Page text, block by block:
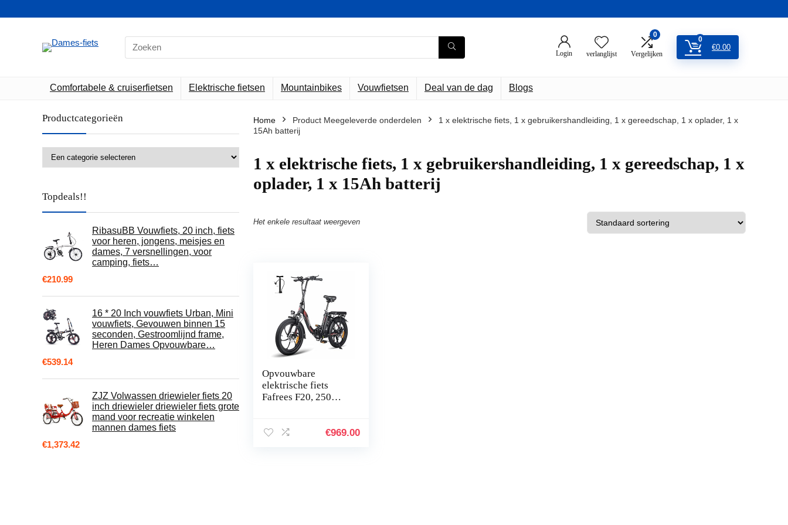
Search
for:
Login verlanglijst
0
Vergelijken
0
€0.00
Comfortabele & cruiserfietsen Elektrische fietsen Mountainbikes Vouwfietsen Deal van de dag Blogs
Productcategorieën
Topdeals!!
RibasuBB Vouwfiets, 20 inch, fiets
voor heren, jongens, meisjes en
dames, 7 versnellingen, voor
camping, fiets…
€210.99
16 * 20 Inch vouwfiets Urban, Mini
vouwfiets, Gevouwen binnen 15
seconden, Gestroomlijnd frame,
Heren Dames Opvouwbare…
€539.14
ZJZ Volwassen driewieler fiets 20
inch driewieler driewieler fiets grote
mand voor recreatie winkelen
mannen dames fiets
€1,373.42
Home Product Meegeleverde onderdelen
‎1 x elektrische fiets, 1 x gebruikershandleiding, 1 x gereedschap, 1 x oplader, 1 x
15Ah batterij
‎1 x elektrische fiets, 1 x gebruikershandleiding, 1 x gereedschap, 1 x
oplader, 1 x 15Ah batterij
Het enkele resultaat weergeven
Opvouwbare
elektrische fiets
Fafrees F20, 250
inch elektrische€969.00